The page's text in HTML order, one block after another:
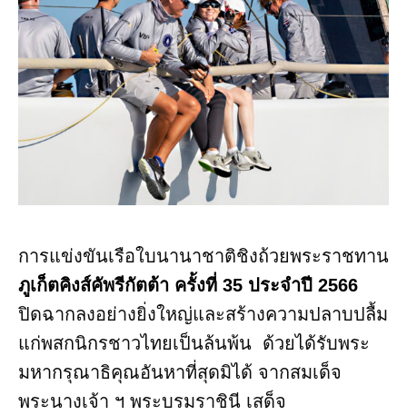
การแข่งขันเรือใบนานาชาติชิงถ้วยพระราชทาน
ภูเก็ตคิงส์คัพรีกัตต้า ครั้งที่ 35 ประจำปี 2566
ปิดฉากลงอย่างยิ่งใหญ่และสร้างความปลาบปลื้ม
แก่พสกนิกรชาวไทยเป็นล้นพ้น ด้วยได้รับพระ
มหากรุณาธิคุณอันหาที่สุดมิได้ จากสมเด็จ
พระนางเจ้า ฯ พระบรมราชินี เสด็จ